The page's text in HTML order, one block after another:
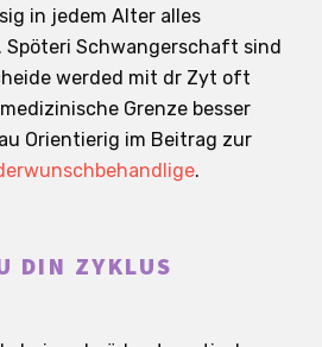
in jedem Alter alles
Spöteri Schwangerschaft sind
werded mit dr Zyt oft
Grenze besser
Orientierig im Beitrag zur
.
DIN ZYKLUS